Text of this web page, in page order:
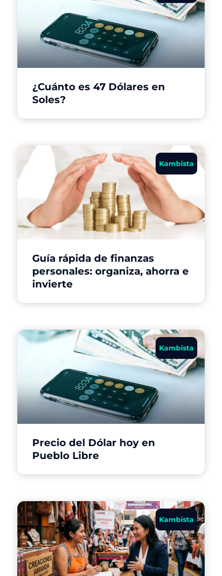
¿Cuánto es 47 Dólares en
Soles?
Kambista
Guía rápida de finanzas
personales: organiza, ahorra e
invierte
Kambista
Precio del Dólar hoy en
Pueblo Libre
Kambista